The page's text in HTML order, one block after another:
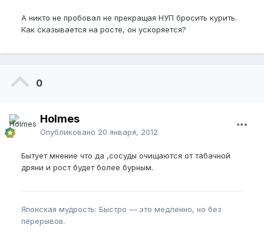
А никто не пробовал не прекращая НУП бросить курить.
Как сказывается на росте, он ускоряется?
0
Holmes
Опубликовано 20 января, 2012
Бытует мнение что да ,сосуды очищаются от табачной
дряни и рост будет более бурным.
Японская мудрость: Быстро — это медленно, но без
перерывов.